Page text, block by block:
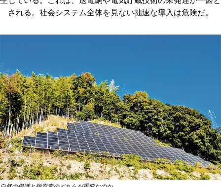
される。社会システム全体を見ない拙速な導入は危険だ。